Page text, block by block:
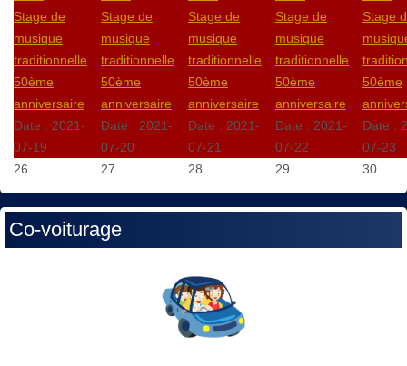
Stage de
musique
traditionnelle
50ème
anniversaire
Date : 2021-
07-19
Stage de
musique
traditionnelle
50ème
anniversaire
Date : 2021-
07-20
Stage de
musique
traditionnelle
50ème
anniversaire
Date : 2021-
07-21
Stage de
musique
traditionnelle
50ème
anniversaire
Date : 2021-
07-22
Stage
50ème
Date :
07-23
26
27 28 29 30
Co-voiturage